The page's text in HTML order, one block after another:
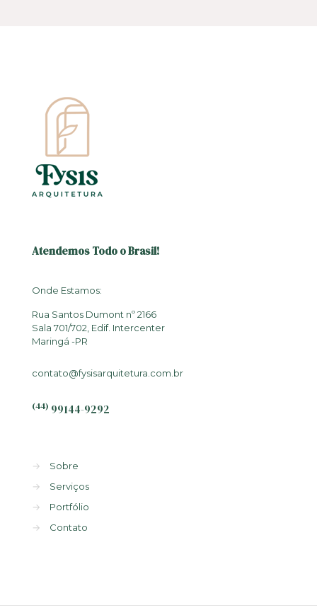
Atendemos Todo o Brasil!
Onde Estamos:
Rua Santos Dumont nº 2166
Sala 701/702, Edif. Intercenter
Maringá -PR
contato@fysisarquitetura.com.br
(44) 99144-9292
→
Sobre
→
Serviços
→
Portfólio
→
Contato